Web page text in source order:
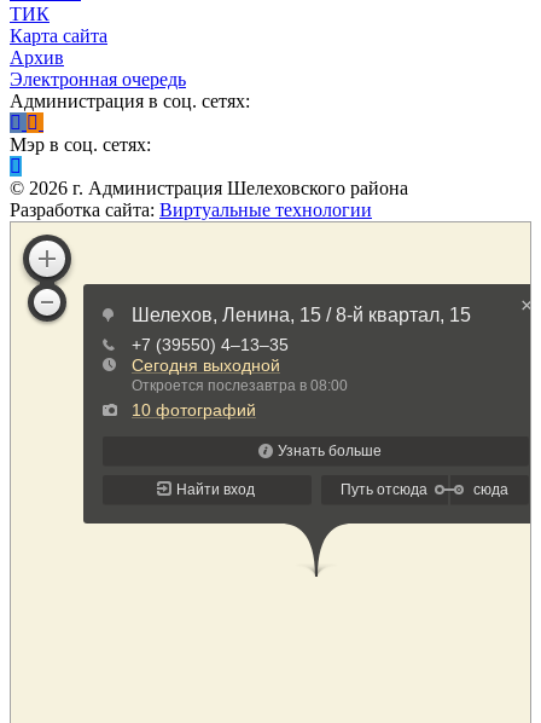
ТИК
Карта сайта
Архив
Электронная очередь
Администрация в соц. сетях:
Мэр в соц. сетях:
© 2026 г. Администрация Шелеховского района
Разработка сайта: Виртуальные технологии